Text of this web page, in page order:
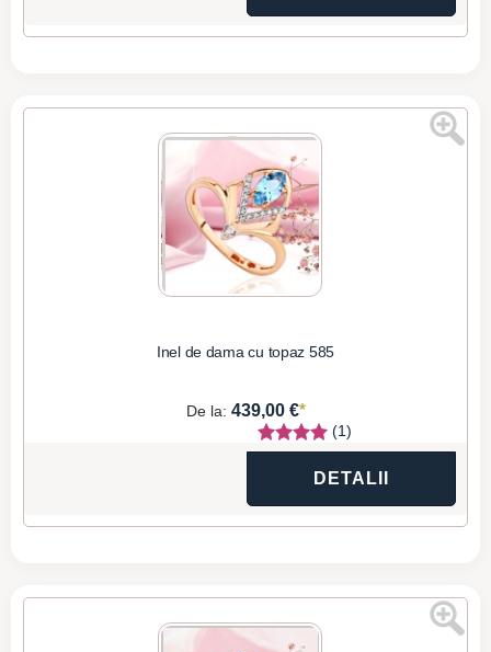
Inel de dama cu topaz 585
De la: 439,00 €*
(1)
DETALII